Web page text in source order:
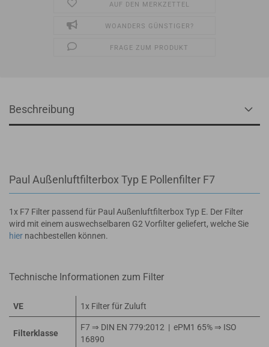
AUF DEN MERKZETTEL
WOANDERS GÜNSTIGER?
FRAGE ZUM PRODUKT
Beschreibung
Paul Außenluftfilterbox Typ E Pollenfilter F7
1x F7 Filter passend für Paul Außenluftfilterbox Typ E. Der Filter
wird mit einem auswechselbaren G2 Vorfilter geliefert, welche Sie
hier nachbestellen können.
Technische Informationen zum Filter
VE 1x Filter für Zuluft
Filterklasse
F7 ⇒ DIN EN 779:2012 | ePM1 65% ⇒ ISO
16890